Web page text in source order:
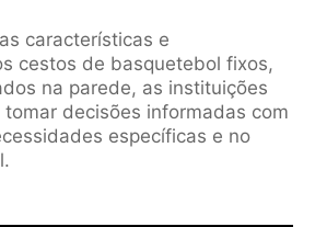
características e
cestos de basquetebol fixos,
na parede, as instituições
decisões informadas com
específicas e no